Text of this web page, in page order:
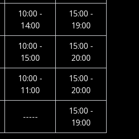
10:00 -
14:00
15:00 -
19:00
10:00 -
15:00
15:00 -
20:00
10:00 -
11:00
15:00 -
20:00
-----
15:00 -
19:00